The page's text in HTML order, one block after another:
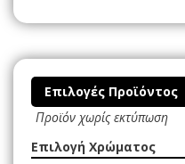
Επιλογές Προϊόντος
Προϊόν χωρίς εκτύπωση
Επιλογή Χρώματος